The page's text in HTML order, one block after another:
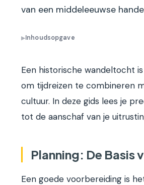
van een middeleeuwse
▶Inhoudsopgave
Een historische wandeltocht
om tijdreizen te combineren
cultuur. In deze gids lees je
tot de aanschaf van je
Planning: De Basis
Een goede voorbereiding is